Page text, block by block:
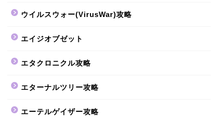
ウイルスウォー(VirusWar)攻略
エイジオブゼット
エタクロニクル攻略
エターナルツリー攻略
エーテルゲイザー攻略